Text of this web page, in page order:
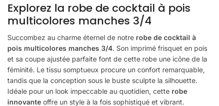
Explorez la robe de cocktail à pois
multicolores manches 3/4
Succombez au charme éternel de notre robe de cocktail à
pois multicolores manches 3/4. Son imprimé frisquet en pois
et sa coupe ajustée parfaite font de cette robe une icône de la
féminité. Le tissu somptueux procure un confort remarquable,
tandis que la conception sous le buste sculpte la silhouette.
Idéale pour un look impeccable au quotidien, cette robe
innovante offre un style à la fois sophistiqué et vibrant.